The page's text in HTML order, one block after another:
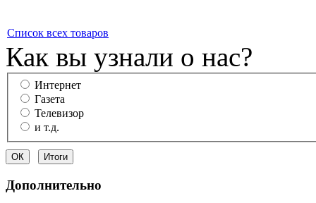
Список всех товаров
Как вы узнали о нас?
Интернет
Газета
Телевизор
и т.д.
Дополнительно